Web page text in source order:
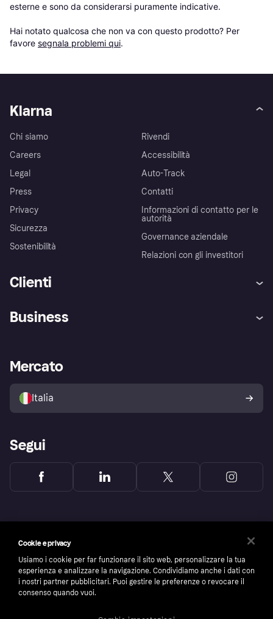
esterne e sono da considerarsi puramente indicative.
Hai notato qualcosa che non va con questo prodotto? Per
favore segnala problemi qui.
Klarna
Chi siamo
Careers
Legal
Press
Privacy
Sicurezza
Sostenibilità
Rivendi
Accessibilità
Auto-Track
Contatti
Informazioni di contatto per le
autorità
Governance aziendale
Relazioni con gli investitori
Clienti
Esplora i negozi
Politica di protezione
dell'acquirente Klarna
Business
Accesso aziende
Mercato
Italia
Segui
Cookie e privacy
Usiamo i cookie per far funzionare il sito web, personalizzare la tua
esperienza e analizzare la navigazione. Condividiamo anche i dati con
i nostri partner pubblicitari. Puoi gestire le preferenze o revocare il
consenso quando vuoi.